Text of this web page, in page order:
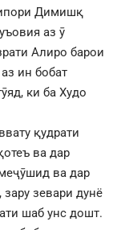
Димишқ
аз ӯ
Алиро барои
ин бобат
ки ба Худо
қудрати
ва дар
ва дар
зевари дунё
шаб унс дошт.